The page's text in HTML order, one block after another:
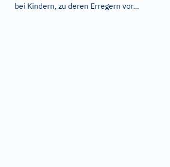
bei Kindern, zu deren Erregern vor...